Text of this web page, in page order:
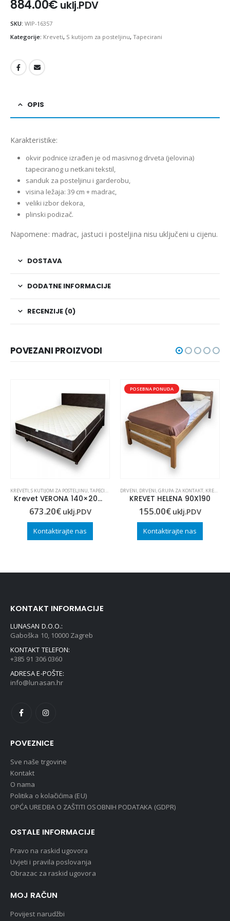
884.00€ uklj.PDV
SKU: WIP-16357
Kategorije: Kreveti, S kutijom za posteljinu, Tapecirani
OPIS
Karakteristike:
okvir podnice izrađen je od masivnog drveta (jelovina)
tapeciranog u netkani tekstil,
sanduk za posteljinu i garderobu,
visina ležaja: 39 cm + madrac,
veliki izbor dekora,
plinski podizač.
Napomene: madrac, jastuci i posteljina nisu uključeni u cijenu.
DOSTAVA
DODATNE INFORMACIJE
RECENZIJE (0)
POVEZANI PROIZVODI
KREVETI,OUTLET
KREVETI,S KUTIJOM ZA POSTELJINU,TAPECIRANI
Krevet VERONA 140×200 (dekor 1)
673.20€ uklj.PDV
Kontaktirajte nas
POSEBNA PONUDA
DRVENI, DRVENI,GRUPA ZA KONTAKT, KREVETI
KREVET HELENA 90X190
155.00€ uklj.PDV
Kontaktirajte nas
KONTAKT INFORMACIJE
LUNASAN D.O.O.:
Gaboška 10, 10000 Zagreb
KONTAKT TELEFON:
+385 91 306 0360
ADRESA E-POŠTE:
info@lunasan.hr
POVEZNICE
Sve naše trgovine
Kontakt
O nama
Politika o kolačićima (EU)
OPĆA UREDBA O ZAŠTITI OSOBNIH PODATAKA (GDPR)
OSTALE INFORMACIJE
Pravo na raskid ugovora
Uvjeti i pravila poslovanja
Obrazac za raskid ugovora
MOJ RAČUN
Povijest narudžbi